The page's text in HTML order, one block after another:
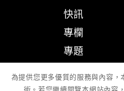
快訊
專欄
專題
為提供您更多優質的服務與內容